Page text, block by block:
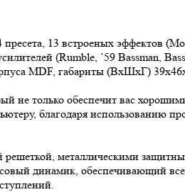
13 встроеных эффектов
(Rumble, `59 Bassman,
MDF, габариты (ВхШхГ)
не только обеспечит вас
благодаря использованию
металлическими
динамик, обеспечивающий